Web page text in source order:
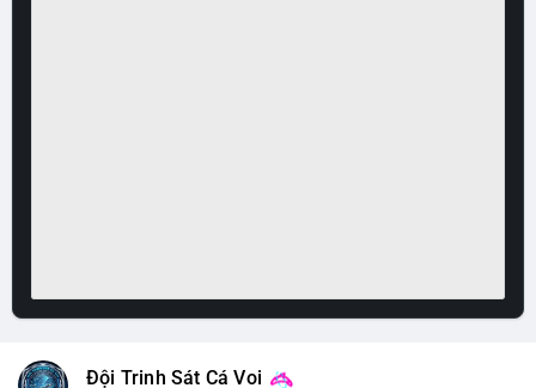
Đội Trinh Sát Cá Voi